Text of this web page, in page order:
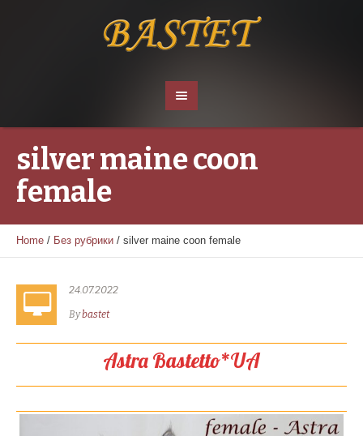
silver maine coon
female
Home / Без рубрики / silver maine coon female
24.07.2022
Bybastet
Astra Bastetto*UA